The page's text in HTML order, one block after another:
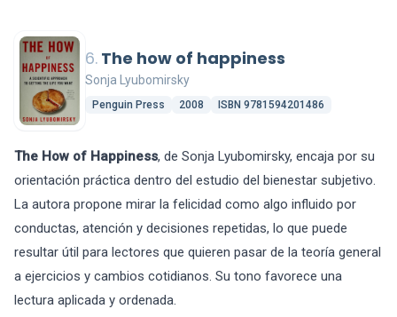
6. The how of happiness
Sonja Lyubomirsky
Penguin Press 2008 ISBN 9781594201486
The How of Happiness, de Sonja Lyubomirsky, encaja por su
orientación práctica dentro del estudio del bienestar subjetivo.
La autora propone mirar la felicidad como algo influido por
conductas, atención y decisiones repetidas, lo que puede
resultar útil para lectores que quieren pasar de la teoría general
a ejercicios y cambios cotidianos. Su tono favorece una
lectura aplicada y ordenada.